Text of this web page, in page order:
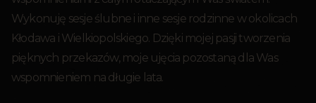
Wykonuję sesje ślubne i inne sesje rodzinne w okolicach
Kłodawa i Wielkiopolskiego. Dzięki mojej pasji tworzenia
pięknych przekazów, moje ujęcia pozostaną dla Was
wspomnieniem na długie lata.